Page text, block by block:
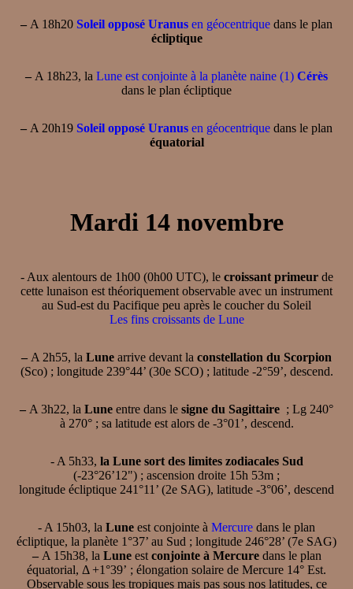
– A 18h20 Soleil opposé Uranus en géocentrique dans le plan
écliptique
– A 18h23, la Lune est conjointe à la planète naine (1) Cérès
dans le plan écliptique
– A 20h19 Soleil opposé Uranus en géocentrique dans le plan
équatorial
Mardi 14 novembre
- Aux alentours de 1h00 (0h00 UTC), le croissant primeurde
cette lunaison est théoriquement observable avec un instrument
au Sud-est du Pacifique peu après le coucher du Soleil
Les fins croissants de Lune
– A 2h55, la Lune arrive devant la constellation du Scorpion
(Sco) ; longitude 239°44’ (30e SCO) ; latitude -2°59’, descend.
– A 3h22, la Lune entre dans le signe du Sagittaire ; Lg 240°
à 270° ; sa latitude est alors de -3°01’, descend.
- A 5h33, la Lune sort des limites zodiacales Sud
(-23°26’12") ; ascension droite 15h 53m ;
longitude écliptique 241°11’ (2e SAG), latitude -3°06’, descend
- A 15h03, la Lune est conjointe à Mercure dans le plan
écliptique, la planète 1°37’ au Sud ; longitude 246°28’ (7e SAG)
–A 15h38, la Luneest conjointe à Mercuredans le plan
équatorial, Δ +1°39’ ; élongation solaire de Mercure 14° Est.
Observable sous les tropiques mais pas sous nos latitudes, ce